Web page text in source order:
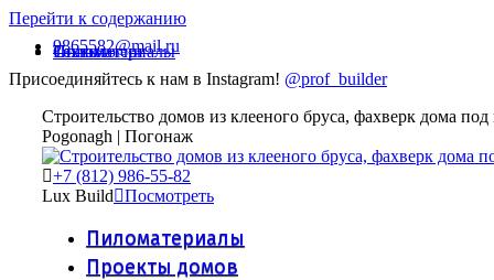
Перейти к содержанию
9865582@mail.ru
Технологии
Пиломатериалы
Статьи
Присоединяйтесь к нам в Instagram! @prof_builder
Строительство домов из клееного бруса, фахверк дома
Pogonagh | Погонаж
+7 (812) 986-55-82
Lux Build
Посмотреть
Пиломатериалы
Проекты домов